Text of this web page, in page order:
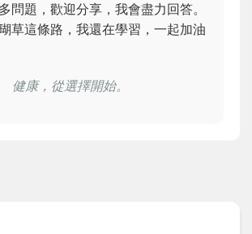
問題，歡迎分享，我會盡力回答。
草這條路，我還在學習，一起加油
健康，從選擇開始。